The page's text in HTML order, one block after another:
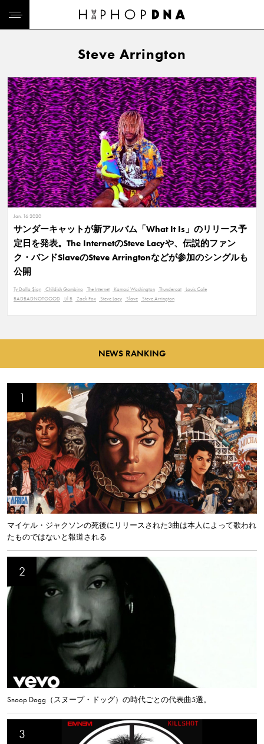
Steve Arrington
Jan. 16 2020
サンダーキャットが新アルバム「What It Is」のリリース予
定日を発表。The InternetのSteve Lacyや、伝説的ファン
ク・バンドSlaveのSteve Arringtonなどが参加のシングルも
公開
Ty Dolla $ign Childish Gambino The Internet Kamasi Washington Thundercat
Louis Cole
BADBADNOTGOOD
Lil B Zack Fox Steve Lacy Slave Steve Arrington
NEWS RANKING
マイケル・ジャクソンの死後にリリースされた3曲は本人によって歌われ
たものではないと報道される
Snoop Dogg（スヌープ・ドッグ）の時代ごとの代表曲5選。